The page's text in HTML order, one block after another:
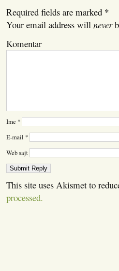
Required fields are marked *
Your email address will never
Komentar
Ime *
E-mail *
Web sajt
This site uses Akismet to
processed.